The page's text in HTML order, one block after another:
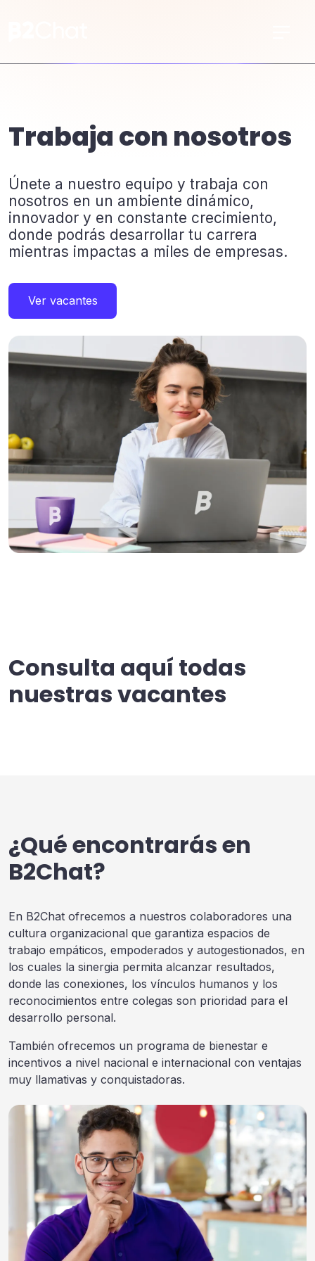
Trabaja con nosotros
Únete a nuestro equipo y trabaja con
nosotros en un ambiente dinámico,
innovador y en constante crecimiento,
donde podrás desarrollar tu carrera
mientras impactas a miles de empresas.
Ver vacantes
Consulta aquí todas
nuestras vacantes
¿Qué encontrarás en
B2Chat?
En B2Chat ofrecemos a nuestros colaboradores una
cultura organizacional que garantiza espacios de
trabajo empáticos, empoderados y autogestionados, en
los cuales la sinergia permita alcanzar resultados,
donde las conexiones, los vínculos humanos y los
reconocimientos entre colegas son prioridad para el
desarrollo personal.
También ofrecemos un programa de bienestar e
incentivos a nivel nacional e internacional con ventajas
muy llamativas y conquistadoras.